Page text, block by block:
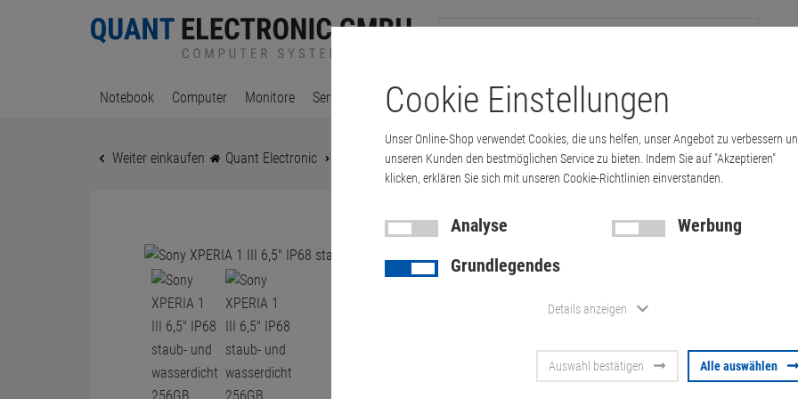
Notebook Computer Monitore Server & Workstation Drucker & Kopierer Kabel Multimedia & HDTV
Weiter einkaufen Quant Electronic Sony XPERIA 1 III 6,5" IP68 staub- und wasserdich…
Sony
staub- und
Kratzer
Artikel-Nummer:10071556
Cookie Einstellungen
Unser Online-Shop verwendet Cookies, die uns helfen, unser Angebot zu verbessern
unseren Kunden den bestmöglichen Service zu bieten. Indem Sie auf "Akzeptieren"
klicken, erklären Sie sich mit unseren Cookie-Richtlinien einverstanden.
Analyse
Werbung
Grundlegendes
Details anzeigen
Auswahl bestätigen Alle auswählen